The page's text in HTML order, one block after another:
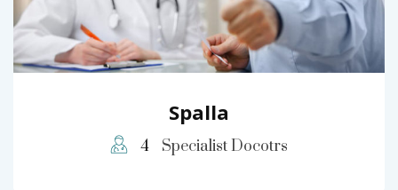
Spalla
4 Specialist Docotrs